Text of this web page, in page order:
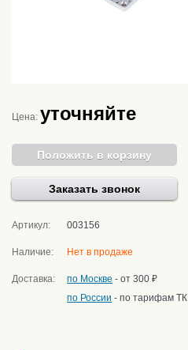
Цена: уточняйте
Положить в корзину
Заказать звонок
Артикул: 003156
Наличие: Нет в продаже
Доставка: по Москве - от 300 ₽
по России - по тарифам ТК